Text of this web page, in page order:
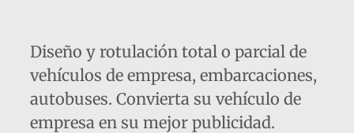
Diseño y rotulación total o parcial de
vehículos de empresa, embarcaciones,
autobuses. Convierta su vehículo de
empresa en su mejor publicidad.